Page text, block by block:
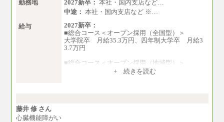
勤務地
2027新卒： 本社・国内支店など…
中途： 本社・国内支店など ※…
給与
2027新卒：
■総合コース＜オープン採用（全国型）＞
大学院卒 月給35.3万円、四年制大学卒 月給3
3.7万円
■総合コース＜オープン採用（地域型）＞
大学院卒 月給33.3万円、四年制大学卒 月給3
+ 続きを読む
藤井 修 さん
心臓機能障がい